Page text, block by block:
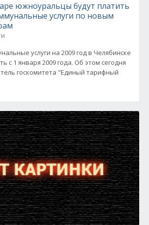
южноуральцы будут платить
услуги по новым
услуги на 2009 год в Челябинске
с 1 января 2009 года. Об этом сегодня
госкомитета "Единый тарифный